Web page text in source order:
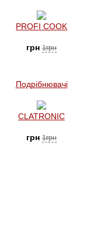
PROFI COOK
грн 1грн
Подрібнювачі
CLATRONIC
грн 1грн